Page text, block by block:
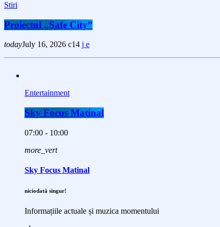
Stiri
Proiectul „Safe City”
todayJuly 16, 2026 14
Entertainment
Sky Focus Matinal
07:00 - 10:00
more_vert
Sky Focus Matinal
niciodată singur!
Informațiile actuale și muzica momentului